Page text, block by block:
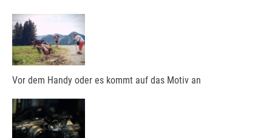
Vor dem Handy oder es kommt auf das Motiv an